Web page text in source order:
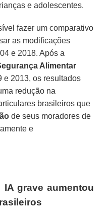
e adolescentes.
fazer um comparativo
as modificações
e 2018. Após a
Alimentar
e 2013, os resultados
redução na
brasileiros que
de seus moradores de
e
grave aumentou